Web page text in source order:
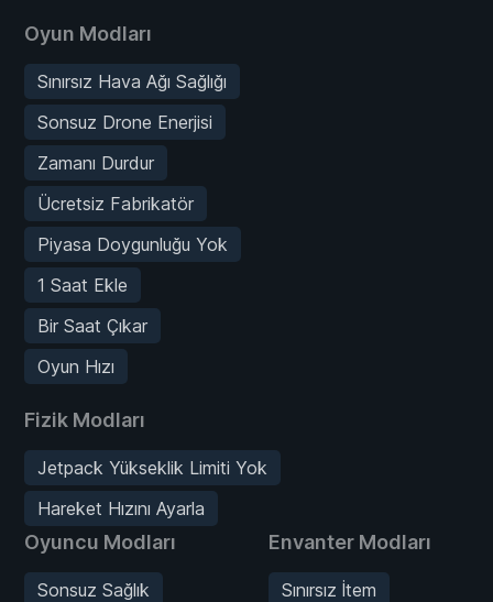
Oyun Modları
Sınırsız Hava Ağı Sağlığı
Sonsuz Drone Enerjisi
Zamanı Durdur
Ücretsiz Fabrikatör
Piyasa Doygunluğu Yok
1 Saat Ekle
Bir Saat Çıkar
Oyun Hızı
Fizik Modları
Jetpack Yükseklik Limiti Yok
Hareket Hızını Ayarla
Oyuncu Modları
Sonsuz Sağlık
Envanter Modları
Sınırsız İtem